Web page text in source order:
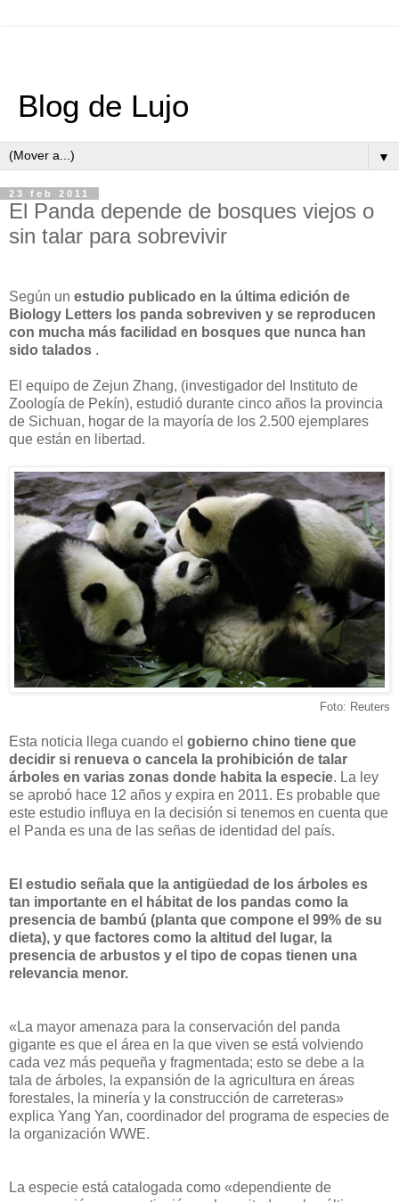
Blog de Lujo
▼
23 feb 2011
El Panda depende de bosques viejos o
sin talar para sobrevivir
Según un estudio publicado en la última edición de
Biology Letters los panda sobreviven y se reproducen
con mucha más facilidad en bosques que nunca han
sido talados .
El equipo de Zejun Zhang, (investigador del Instituto de
Zoología de Pekín), estudió durante cinco años la provincia
de Sichuan, hogar de la mayoría de los 2.500 ejemplares
que están en libertad.
Foto: Reuters
Esta noticia llega cuando el gobierno chino tiene que
decidir si renueva o cancela la prohibición de talar
árboles en varias zonas donde habita la especie. La ley
se aprobó hace 12 años y expira en 2011. Es probable que
este estudio influya en la decisión si tenemos en cuenta que
el Panda es una de las señas de identidad del país.
El estudio señala que la antigüedad de los árboles es
tan importante en el hábitat de los pandas como la
presencia de bambú (planta que compone el 99% de su
dieta), y que factores como la altitud del lugar, la
presencia de arbustos y el tipo de copas tienen una
relevancia menor.
«La mayor amenaza para la conservación del panda
gigante es que el área en la que viven se está volviendo
cada vez más pequeña y fragmentada; esto se debe a la
tala de árboles, la expansión de la agricultura en áreas
forestales, la minería y la construcción de carreteras»
explica Yang Yan, coordinador del programa de especies de
la organización WWE.
La especie está catalogada como «dependiente de